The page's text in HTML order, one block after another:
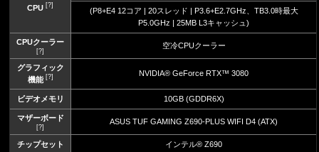
CPU [?]
(P8+E4 12コア | 20スレッド | P3.6+E2.7GHz、TB3.0時最大
P5.0GHz | 25MB L3キャッシュ)
CPUクーラー
[?]
空冷CPUクーラー
グラフィック
機能[?] NVIDIA® GeForce RTX™ 3080
ビデオメモリ 10GB (GDDR6X)
マザーボード
[?]
ASUS TUF GAMING Z690-PLUS WIFI D4 (ATX)
チップセット インテル® Z690